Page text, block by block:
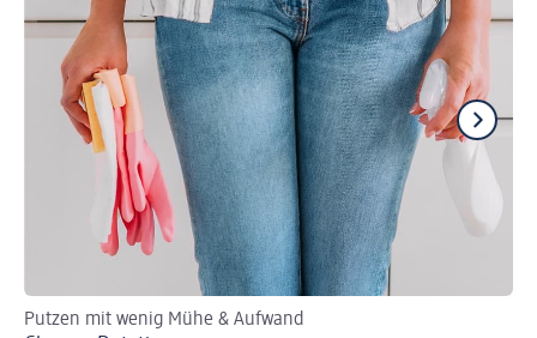
Putzen mit wenig Mühe & Aufwand